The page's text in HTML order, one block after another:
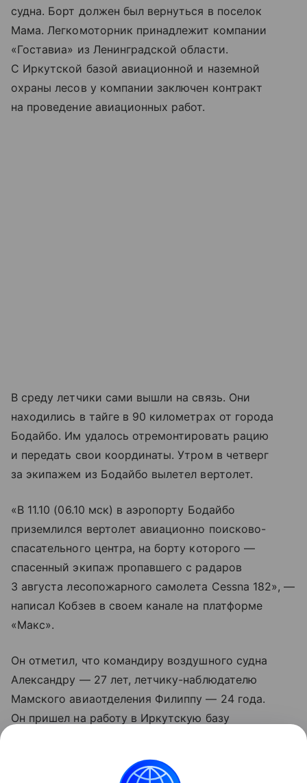
судна. Борт должен был вернуться в поселок
Мама. Легкомоторник принадлежит компании
«Гоставиа» из Ленинградской области.
С Иркутской базой авиационной и наземной
охраны лесов у компании заключен контракт
на проведение авиационных работ.
В среду летчики сами вышли на связь. Они
находились в тайге в 90 километрах от города
Бодайбо. Им удалось отремонтировать рацию
и передать свои координаты. Утром в четверг
за экипажем из Бодайбо вылетел вертолет.
«В 11.10 (06.10 мск) в аэропорту Бодайбо
приземлился вертолет авиационно поисково-
спасательного центра, на борту которого —
спасенный экипаж пропавшего с радаров
3 августа лесопожарного самолета Cessna 182», —
написал Кобзев в своем канале на платформе
«Макс».
Он отметил, что командиру воздушного судна
Александру — 27 лет, летчику-наблюдателю
Мамского авиаотделения Филиппу — 24 года.
Он пришел на работу в Иркутскую базу
2022 года десантником-пожарным, отлично
зарекомендовал себя и был выбран среди